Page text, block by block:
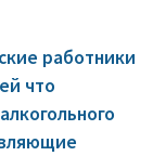
работники
что